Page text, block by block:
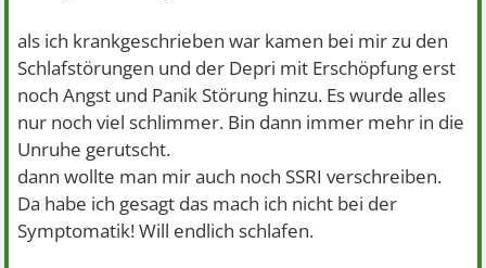
als ich krankgeschrieben war kamen bei mir zu den
Schlafstörungen und der Depri mit Erschöpfung erst
noch Angst und Panik Störung hinzu. Es wurde alles
nur noch viel schlimmer. Bin dann immer mehr in die
Unruhe gerutscht.
dann wollte man mir auch noch SSRI verschreiben.
Da habe ich gesagt das mach ich nicht bei der
Symptomatik! Will endlich schlafen.